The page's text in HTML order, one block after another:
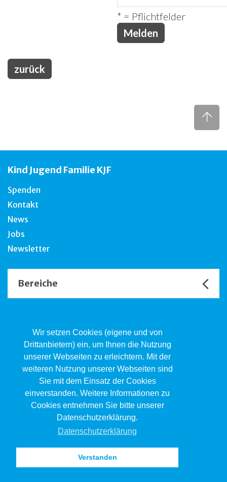
Wir setzen Cookies (eigene und von
Drittanbietern) ein, um Ihnen die Nutzung
unserer Webseiten zu erleichtern. Mit der
weiteren Nutzung unserer Webseiten sind
Sie mit dem Einsatz der Cookies
einverstanden. Weitere Informationen zu
Cookies entnehmen Sie bitte unserer
Datenschutzerklärung.
Datenschutzerklärung
Verstanden
* = Pflichtfelder
zurück
Kind Jugend Familie KJF
Spenden
Kontakt
News
Jobs
Newsletter
Bereiche
Kind.Jugend.Familie KJF
Poststrasse 2, Postfach, 4410 Liestal
061 551 17 77
kjf@jsw.swiss